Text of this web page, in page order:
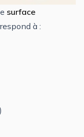
surface
à :